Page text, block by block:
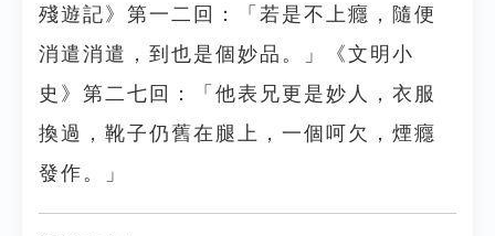
殘遊記》第一二回：「若是不上癮，隨便
消遣消遣，到也是個妙品。」《文明小
史》第二七回：「他表兄更是妙人，衣服
換過，靴子仍舊在腿上，一個呵欠，煙癮
發作。」